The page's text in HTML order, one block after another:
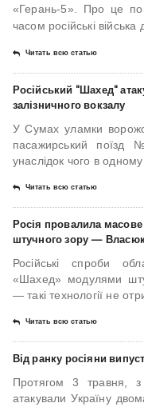
«Герань-5». Про це
часом російські війська
Читать всю статью
Російський "Шахед"
залізничного вокзалу
У Сумах уламки
пасажирський
унаслідок чого в
Читать всю статью
Росія провалила
штучного зору —
Російські спроби
«Шахед» модулями
— такі технології не
Читать всю статью
Від ранку росіяни
Протягом 3 травня, з
атакували Україну